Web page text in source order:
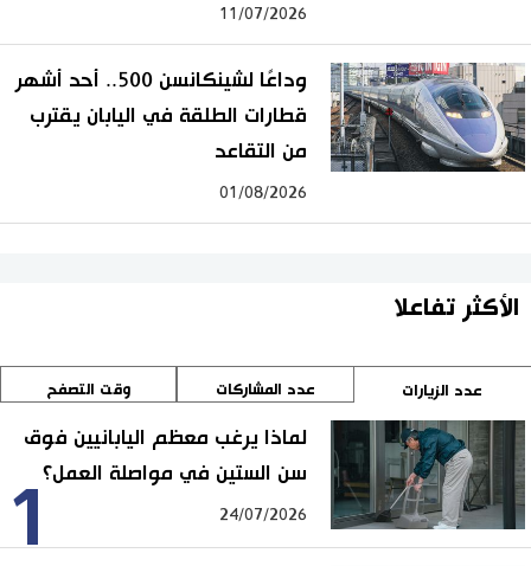
11/07/2026
وداعًا لشينكانسن 500.. أحد أشهر
قطارات الطلقة في اليابان يقترب
من التقاعد
01/08/2026
الأكثر تفاعلا
عدد الزيارات عدد المشاركات وقت التصفح
1
لماذا يرغب معظم اليابانيين فوق
سن الستين في مواصلة العمل؟
24/07/2026